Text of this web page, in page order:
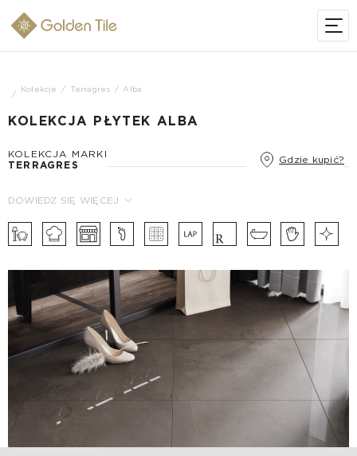
Kolekcje Terragres Alba
KOLEKCJA PŁYTEK ALBA
KOLEKCJA MARKI
TERRAGRES
Gdzie kupić?
DOWIEDZ SIĘ WIĘCEJ